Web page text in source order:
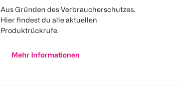
Aus Gründen des Verbraucherschutzes.
Hier findest du alle aktuellen
Produktrückrufe.
Mehr Informationen